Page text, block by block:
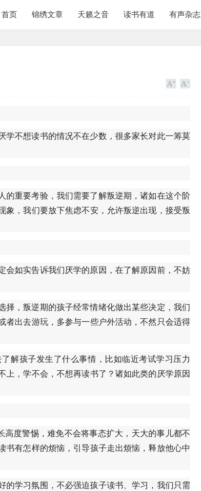
首页 锦绣文章 天籁之音 读书有道 有声杂志
不想读书的情况不在少数，很多家长对此一筹莫
重要考验，我们需要了解叛逆期，诸如在这个阶
，我们要放下焦虑不安，允许叛逆出现，接受叛
如实告诉我们厌学的原因，在了解原因前，不妨
，叛逆期的孩子经常情绪化做出某些决定，我们
者出去游玩，多参与一些户外活动，不然只会适得
解孩子发生了什么事情，比如临近考试学习压力
，学不会，不想再读书了？诸如此类的厌学原因
高度警惕，难免不会将事态扩大，天大的事儿都不
有怎样的烦恼，引导孩子走出烦恼，释放他心中
学习氛围，不必强迫孩子读书、学习，我们只需